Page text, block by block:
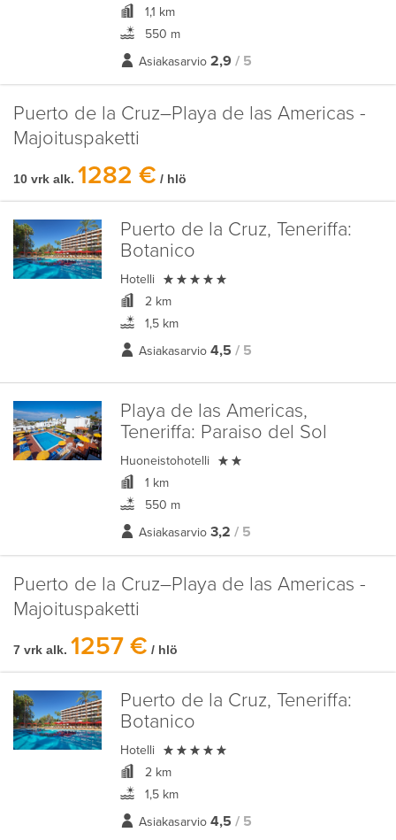
1,1 km
550 m
Asiakasarvio 2,9 / 5
Puerto de la Cruz–Playa de las Americas -
Majoituspaketti
10 vrk alk. 1282 € / hlö
Puerto de la Cruz, Teneriffa:
Botanico
Hotelli 
2 km
1,5 km
Asiakasarvio 4,5 / 5
Playa de las Americas,
Teneriffa: Paraiso del Sol
Huoneistohotelli 
1 km
550 m
Asiakasarvio 3,2 / 5
Puerto de la Cruz–Playa de las Americas -
Majoituspaketti
7 vrk alk. 1257 € / hlö
Puerto de la Cruz, Teneriffa:
Botanico
Hotelli 
2 km
1,5 km
Asiakasarvio 4,5 / 5